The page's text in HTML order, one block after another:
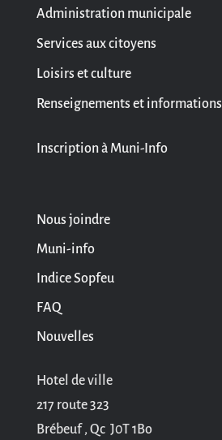
Administration municipale
Services aux citoyens
Loisirs et culture
Renseignements et informations
Inscription à Muni-Info
Nous joindre
Muni-info
Indice Sopfeu
FAQ
Nouvelles
Hotel de ville
217 route 323
Brébeuf , Qc J0T 1Bo